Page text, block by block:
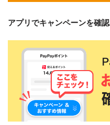
アプリでキャンペーンを確認